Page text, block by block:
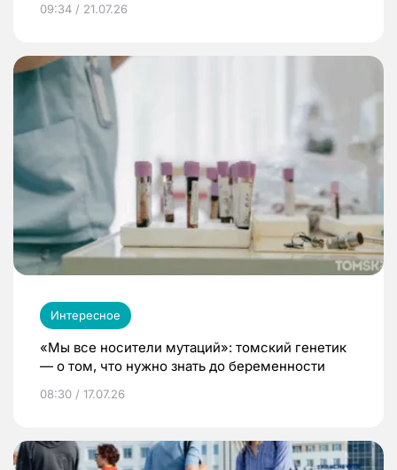
09:34 / 21.07.26
Интересное
«Мы все носители мутаций»: томский генетик
— о том, что нужно знать до беременности
08:30 / 17.07.26